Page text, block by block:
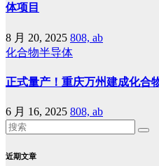
体项目
8 月 20, 2025 808, ab
化合物半导体
正式量产！重庆万州建成化合
6 月 16, 2025 808, ab
近期文章